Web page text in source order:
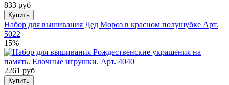
833 руб
Купить
Набор для вышивания Дед Мороз в красном полушубке Арт.
5022
15%
2261 руб
Купить